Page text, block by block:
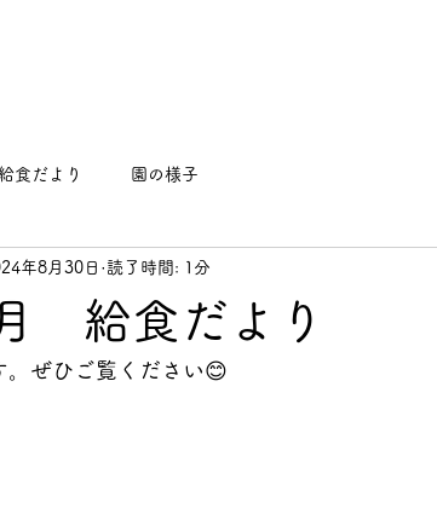
食だより 園の様子
給食だより
年8月30日 読了時間: 1分
ぜひご覧ください😊